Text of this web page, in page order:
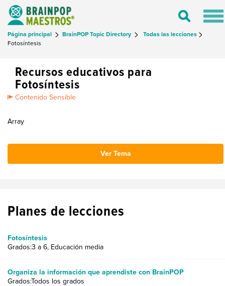
Toggle
Página principal BrainPOP Topic Directory
Todas las lecciones
Fotosíntesis
Recursos educativos para
Fotosíntesis
Contenido Sensible
Array
Ver Tema
Planes de lecciones
Fotosíntesis
Grados:3 a 6, Educación media
Organiza la información que aprendiste con BrainPOP
Grados:Todos los grados